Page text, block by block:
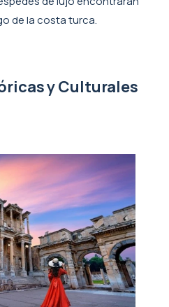
de la costa turca.
y Culturales